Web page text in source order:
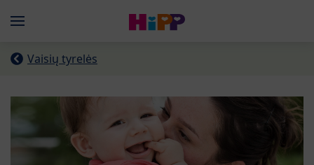
Menü
Vaisių tyrelės